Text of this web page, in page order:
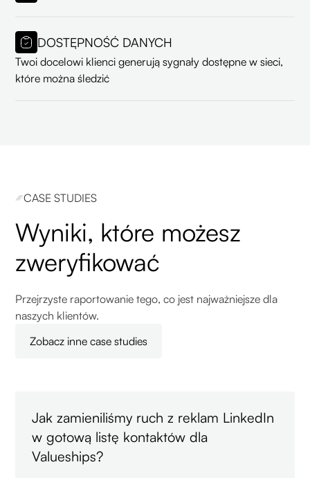
DOSTĘPNOŚĆ DANYCH
Twoi docelowi klienci generują sygnały dostępne w sieci,
które można śledzić
CASE STUDIES
Wyniki, które możesz
zweryfikować
Przejrzyste raportowanie tego, co jest najważniejsze dla
naszych klientów.
Zobacz inne case studies
Jak zamieniliśmy ruch z reklam LinkedIn
w gotową listę kontaktów dla
Valueships?